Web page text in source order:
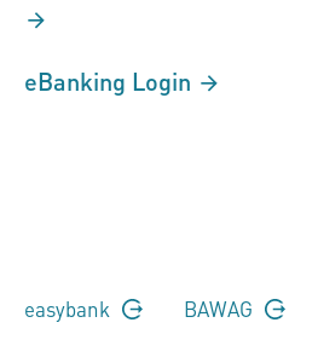
eBanking Login
easybank BAWAG